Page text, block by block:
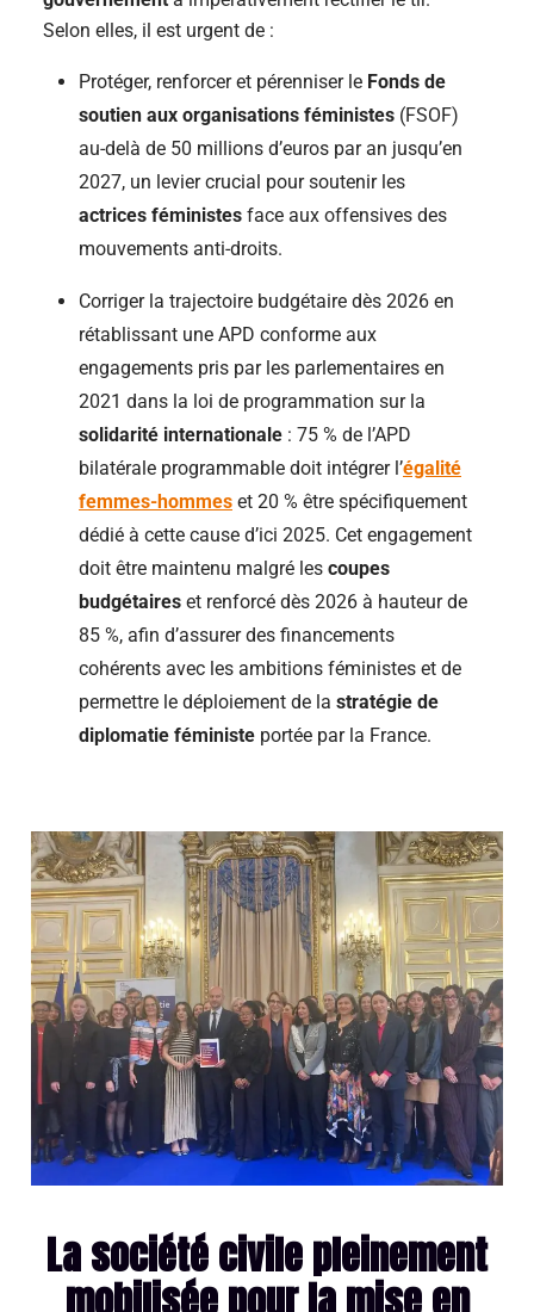
Selon elles, il est urgent de :
Protéger, renforcer et pérenniser le Fonds de
soutien aux organisations féministes (FSOF)
au-delà de 50 millions d’euros par an jusqu’en
2027, un levier crucial pour soutenir les
actrices féministes face aux offensives des
mouvements anti-droits.
Corriger la trajectoire budgétaire dès 2026 en
rétablissant une APD conforme aux
engagements pris par les parlementaires en
2021 dans la loi de programmation sur la
solidarité internationale : 75 % de l’APD
bilatérale programmable doit intégrer l’égalité
femmes-hommes et 20 % être spécifiquement
dédié à cette cause d’ici 2025. Cet engagement
doit être maintenu malgré les coupes
budgétaires et renforcé dès 2026 à hauteur de
85 %, afin d’assurer des financements
cohérents avec les ambitions féministes et de
permettre le déploiement de la stratégie de
diplomatie féministe portée par la France.
La société civile pleinement